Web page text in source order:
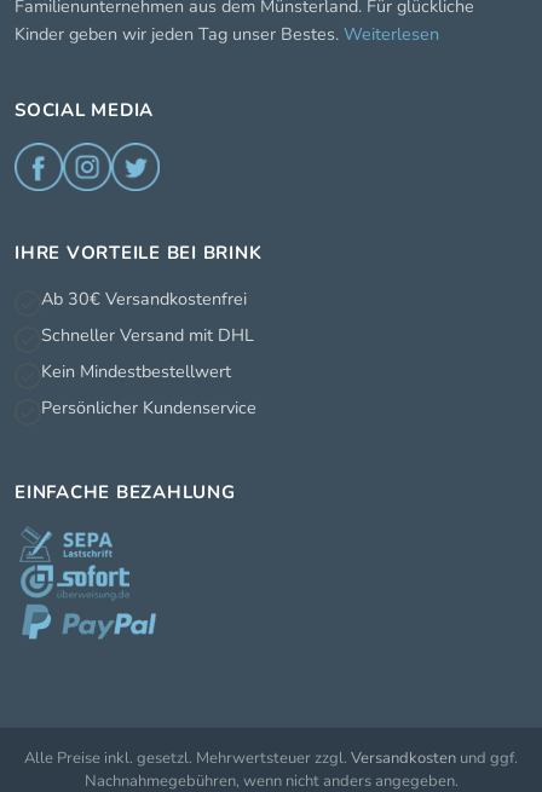
Familienunternehmen aus dem Münsterland. Für glückliche
Kinder geben wir jeden Tag unser Bestes. Weiterlesen
SOCIAL MEDIA
IHRE VORTEILE BEI BRINK
Ab 30€ Versandkostenfrei
Schneller Versand mit DHL
Kein Mindestbestellwert
Persönlicher Kundenservice
EINFACHE BEZAHLUNG
Alle Preise inkl. gesetzl. Mehrwertsteuer zzgl. Versandkosten und ggf.
Nachnahmegebühren, wenn nicht anders angegeben.